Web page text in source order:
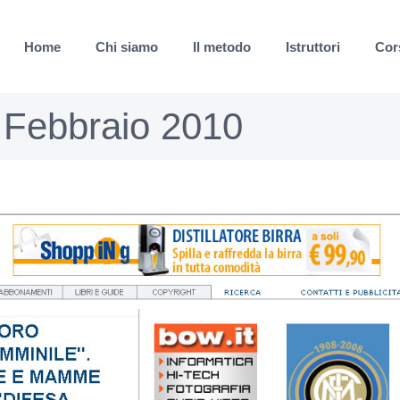
Home Chi siamo Il metodo Istruttori
2010